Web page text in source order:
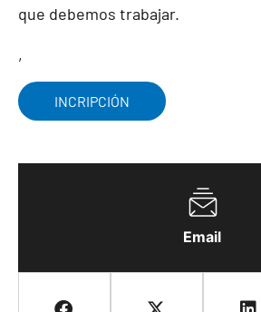
Email
que debemos trabajar.
,
INCRIPCIÓN